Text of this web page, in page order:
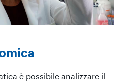
è possibile analizzare il